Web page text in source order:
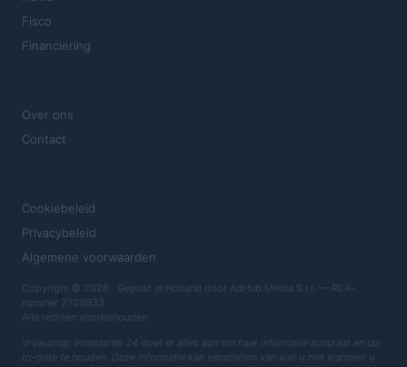
Fisco
Financiering
Over ons
Contact
Cookiebeleid
Privacybeleid
Algemene voorwaarden
Copyright © 2026 · Gepost in Holland door AdHub Media S.r.l. — REA-
nummer 2729933
Alle rechten voorbehouden
Vrijwaring: Investeren 24 doet er alles aan om haar informatie accuraat en up-
to-date te houden. Deze informatie kan verschillen van wat u ziet wanneer u